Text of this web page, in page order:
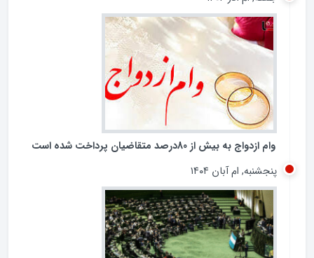
تشدید تخلفات در برخی بانک‌های خصوصی و شیوه‌های
غیرشفاف در پرداخت تسهیلات کلان، بار دیگر عملکرد شبکه
بانکی کشور را در معرض پرسش‌های جدی قرار داده است.
جمعه, ام آذر ۱۴۰۴
وام ازدواج به بیش از 80درصد متقاضیان پرداخت شده است
پنجشنبه, ام آبان ۱۴۰۴